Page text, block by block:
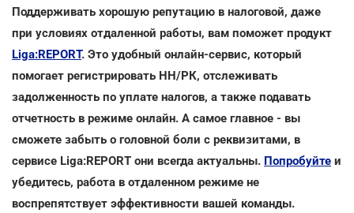
Поддерживать хорошую репутацию в налоговой, даже
при условиях отдаленной работы, вам поможет продукт
Liga:REPORT. Это удобный онлайн-сервис, который
помогает регистрировать НН/РК, отслеживать
задолженность по уплате налогов, а также подавать
отчетность в режиме онлайн. А самое главное - вы
сможете забыть о головной боли с реквизитами, в
сервисе Liga:REPORT они всегда актуальны. Попробуйте и
убедитесь, работа в отдаленном режиме не
воспрепятствует эффективности вашей команды.